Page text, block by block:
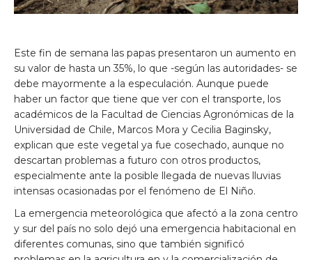
Este fin de semana las papas presentaron un aumento en
su valor de hasta un 35%, lo que -según las autoridades- se
debe mayormente a la especulación. Aunque puede
haber un factor que tiene que ver con el transporte, los
académicos de la Facultad de Ciencias Agronómicas de la
Universidad de Chile, Marcos Mora y Cecilia Baginsky,
explican que este vegetal ya fue cosechado, aunque no
descartan problemas a futuro con otros productos,
especialmente ante la posible llegada de nuevas lluvias
intensas ocasionadas por el fenómeno de El Niño.
La emergencia meteorológica que afectó a la zona centro
y sur del país no solo dejó una emergencia habitacional en
diferentes comunas, sino que también significó